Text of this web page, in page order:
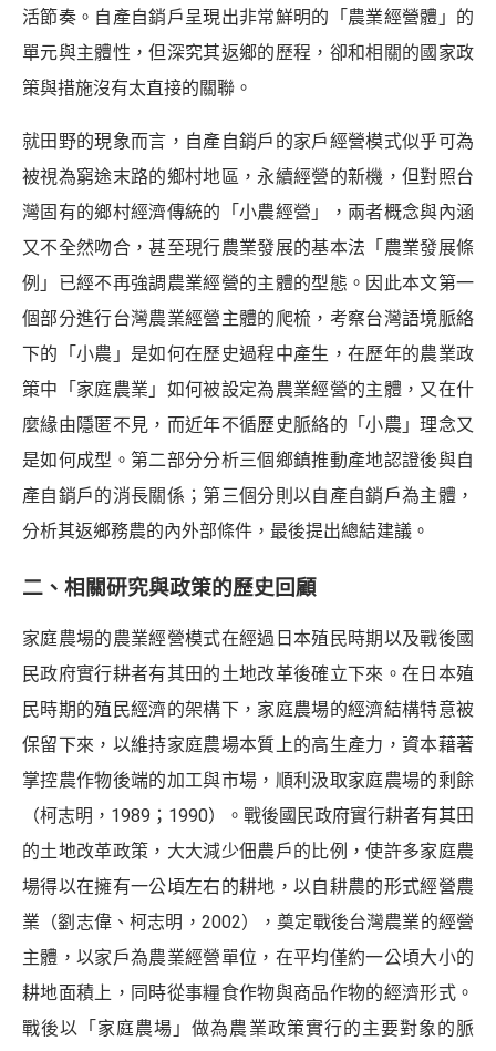
活節奏。自產自銷戶呈現出非常鮮明的「農業經營體」的
單元與主體性，但深究其返鄉的歷程，卻和相關的國家政
策與措施沒有太直接的關聯。
就田野的現象而言，自產自銷戶的家戶經營模式似乎可為
被視為窮途末路的鄉村地區，永續經營的新機，但對照台
灣固有的鄉村經濟傳統的「小農經營」，兩者概念與內涵
又不全然吻合，甚至現行農業發展的基本法「農業發展條
例」已經不再強調農業經營的主體的型態。因此本文第一
個部分進行台灣農業經營主體的爬梳，考察台灣語境脈絡
下的「小農」是如何在歷史過程中產生，在歷年的農業政
策中「家庭農業」如何被設定為農業經營的主體，又在什
麼緣由隱匿不見，而近年不循歷史脈絡的「小農」理念又
是如何成型。第二部分分析三個鄉鎮推動產地認證後與自
產自銷戶的消長關係；第三個分則以自產自銷戶為主體，
分析其返鄉務農的內外部條件，最後提出總結建議。
二、相關研究與政策的歷史回顧
家庭農場的農業經營模式在經過日本殖民時期以及戰後國
民政府實行耕者有其田的土地改革後確立下來。在日本殖
民時期的殖民經濟的架構下，家庭農場的經濟結構特意被
保留下來，以維持家庭農場本質上的高生產力，資本藉著
掌控農作物後端的加工與市場，順利汲取家庭農場的剩餘
（柯志明，1989；1990）。戰後國民政府實行耕者有其田
的土地改革政策，大大減少佃農戶的比例，使許多家庭農
場得以在擁有一公頃左右的耕地，以自耕農的形式經營農
業（劉志偉、柯志明，2002），奠定戰後台灣農業的經營
主體，以家戶為農業經營單位，在平均僅約一公頃大小的
耕地面積上，同時從事糧食作物與商品作物的經濟形式。
戰後以「家庭農場」做為農業政策實行的主要對象的脈